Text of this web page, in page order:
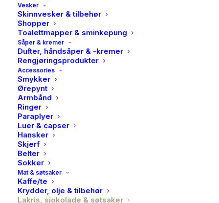
Vesker
Skinnvesker & tilbehør
Shopper
Toalettmapper & sminkepung
Såper & kremer
Dufter, håndsåper & -kremer
Rengjøringsprodukter
Accessories
Smykker
Ørepynt
Armbånd
Ringer
Paraplyer
Luer & capser
Hansker
Skjerf
Belter
Sokker
Mat & søtsaker
Kaffe/te
Krydder, olje & tilbehør
Lakris, sjokolade & søtsaker
Lakris Bulow, Raspebbry
small 115g
129,00
Gi en gave til en du er glad i! I årets Winter kolleksjon
fra Lakrids By Bülow får du denne smaksbomben;
Crispy Rasberry! Smakskombinasjonen av søt lakris i
et trekk med hvit sjokolade, friske bringebær og et hint
av jordbær er en sikker vinner. Denne boksen
inneholder 115 gram og kommer til å være tom før du
vet ordet av det.